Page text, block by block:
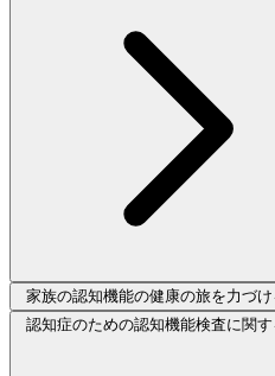
家族の認知機能の健康の旅を力づけ
認知症のための認知機能検査に関